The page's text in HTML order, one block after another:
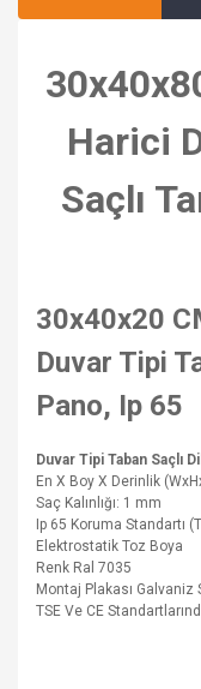
Harici
Saçlı
30x40x20
Duvar Tipi
Pano, Ip 65
Duvar Tipi Taban Saçlı
En X Boy X Derinlik
Saç Kalınlığı: 1 mm
Ip 65 Koruma Standartı
Elektrostatik Toz Boya
Renk Ral 7035
Montaj Plakası Galvaniz
TSE Ve CE